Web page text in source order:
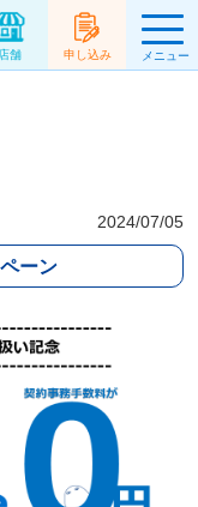
店舗 申し込み メニュー
2024/07/05
ーン